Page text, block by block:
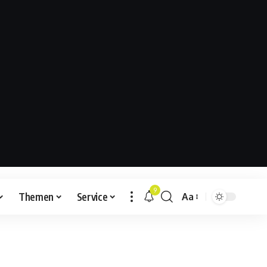
Themen Service 9
Aa